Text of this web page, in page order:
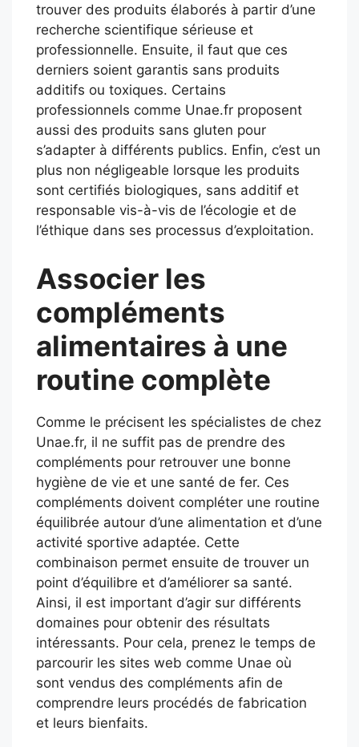
trouver des produits élaborés à partir d’une
recherche scientifique sérieuse et
professionnelle. Ensuite, il faut que ces
derniers soient garantis sans produits
additifs ou toxiques. Certains
professionnels comme Unae.fr proposent
aussi des produits sans gluten pour
s’adapter à différents publics. Enfin, c’est un
plus non négligeable lorsque les produits
sont certifiés biologiques, sans additif et
responsable vis-à-vis de l’écologie et de
l’éthique dans ses processus d’exploitation.
Associer les
compléments
alimentaires à une
routine complète
Comme le précisent les spécialistes de chez
Unae.fr, il ne suffit pas de prendre des
compléments pour retrouver une bonne
hygiène de vie et une santé de fer. Ces
compléments doivent compléter une routine
équilibrée autour d’une alimentation et d’une
activité sportive adaptée. Cette
combinaison permet ensuite de trouver un
point d’équilibre et d’améliorer sa santé.
Ainsi, il est important d’agir sur différents
domaines pour obtenir des résultats
intéressants. Pour cela, prenez le temps de
parcourir les sites web comme Unae où
sont vendus des compléments afin de
comprendre leurs procédés de fabrication
et leurs bienfaits.